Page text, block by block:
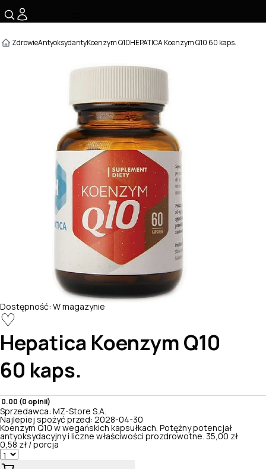
ZdrowieAntyoksydantyKoenzym Q10HEPATICA Koenzym Q10 60 kaps.
Dostępność: W magazynie
♡
Hepatica Koenzym Q10
60 kaps.
0.00 (0 opinii)
Sprzedawca: MZ-Store S.A.
Najlepiej spożyć przed: 2028-04-30
Koenzym Q10 w wegańskich kapsułkach. Potężny potencjał
antyoksydacyjny i liczne właściwości prozdrowotne. 35,00 zł
0,58 zł / porcja